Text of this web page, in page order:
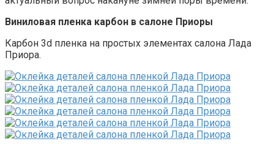
Виниловая пленка карбон в салоне Приоры
Карбон 3d пленка на простых элементах салона Лада
Приора.